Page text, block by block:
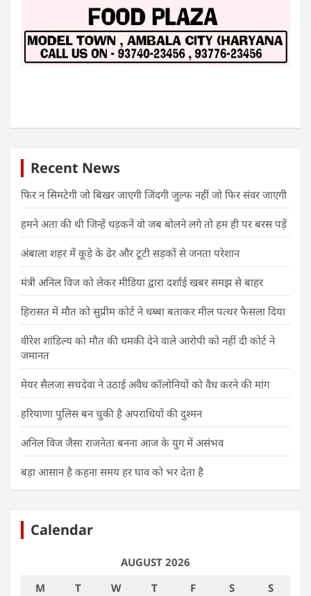
Recent News
फिर न सिमटेगी जो बिखर जाएगी जिंदगी जुल्फ नहीं जो फिर संवर जाएगी
हमने अता की थी जिन्हें धड़कनें वो जब बोलने लगे तो हम ही पर बरस पड़ें
अंबाला शहर में कूड़े के ढेर और टूटी सड़कों से जनता परेशान
मंत्री अनिल विज को लेकर मीडिया द्वारा दर्शाई खबर समझ से बाहर
हिरासत में मौत को सुप्रीम कोर्ट ने धब्बा बताकर मील पत्थर फैसला दिया
वीरेश शांडिल्य को मौत की धमकी देने वाले आरोपी को नहीं दी कोर्ट ने
जमानत
मेयर सैलजा सचदेवा ने उठाई अवैध कॉलोनियों को वैध करने की मांग
हरियाणा पुलिस बन चुकी है अपराधियों की दुश्मन
अनिल विज जैसा राजनेता बनना आज के युग में असंभव
बड़ा आसान है कहना समय हर घाव को भर देता है
Calendar
AUGUST 2026
M
T W T F S
S